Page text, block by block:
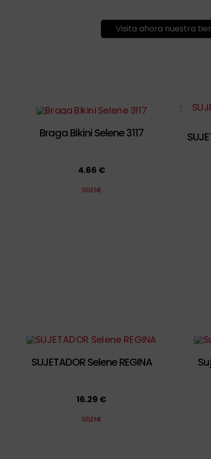
Visita ahora nuestra
Braga Bikini Selene 3117
4.66 €
SELENE
SUJETADOR Selene REGINA
16.29 €
SELENE